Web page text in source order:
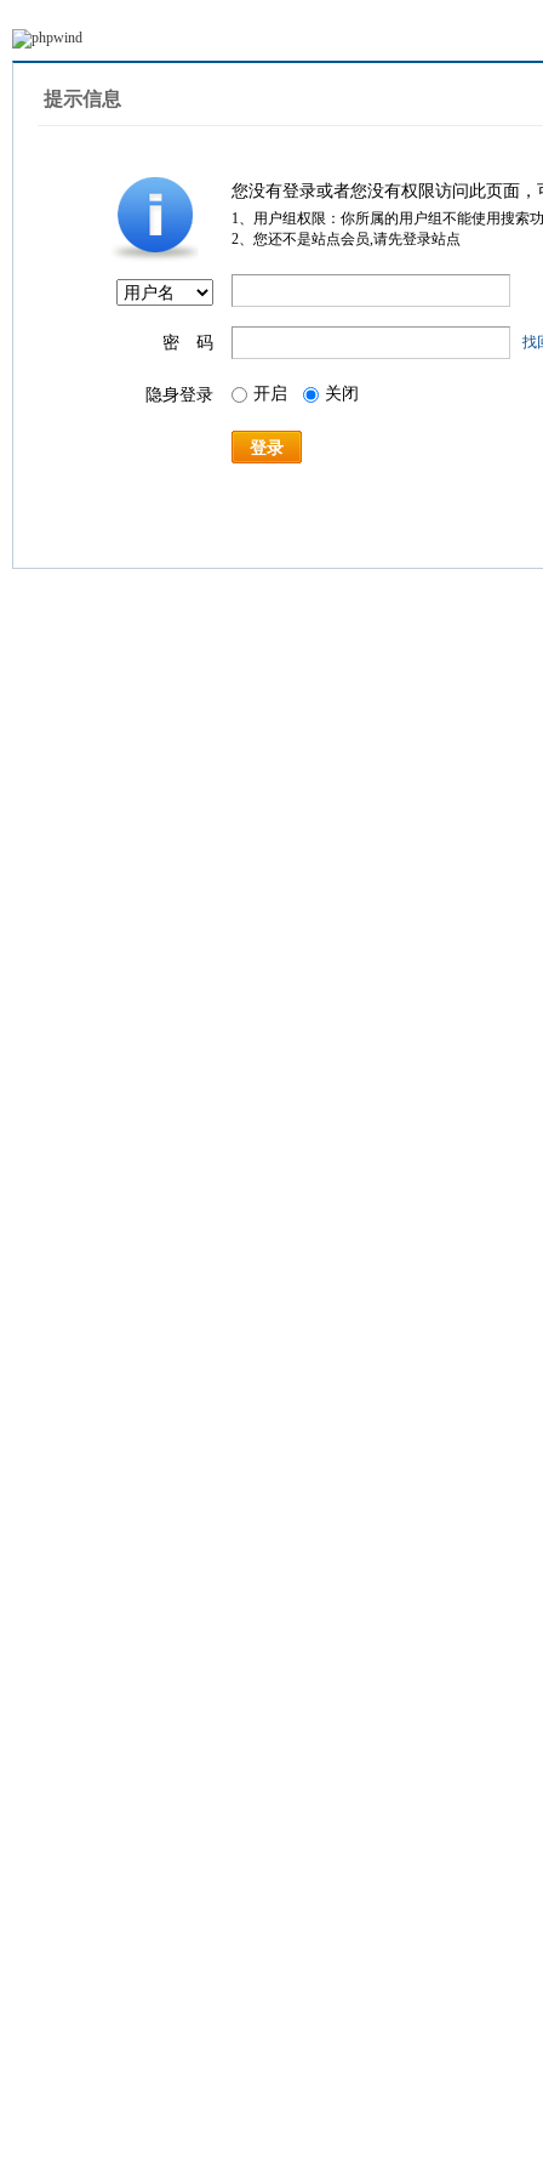
提示信息
您没有登录或者您没有权限访问此页面
1、用户组权限：你所属的用户组不能使用搜索
2、您还不是站点会员,请先登录站点
密 码 找
隐身登录 开启 关闭
登录